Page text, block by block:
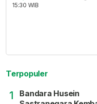
15:30 WIB
Terpopuler
1
Bandara Husein